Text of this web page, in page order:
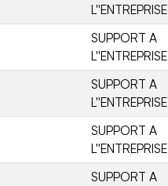
L''ENTREPRISE
SUPPORT A
L''ENTREPRISE
SUPPORT A
L''ENTREPRISE
SUPPORT A
L''ENTREPRISE
SUPPORT A